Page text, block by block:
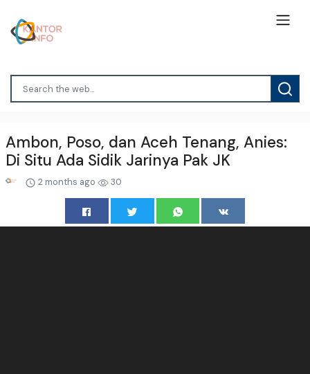
Ambon, Poso, dan Aceh Tenang, Anies:
Di Situ Ada Sidik Jarinya Pak JK
2 months ago 30